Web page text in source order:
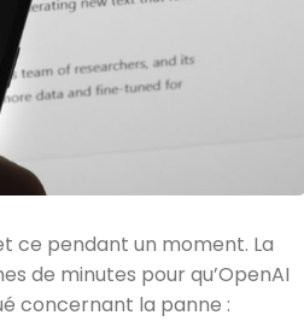
ce pendant un moment. La
de minutes pour qu’OpenAI
concernant la panne :